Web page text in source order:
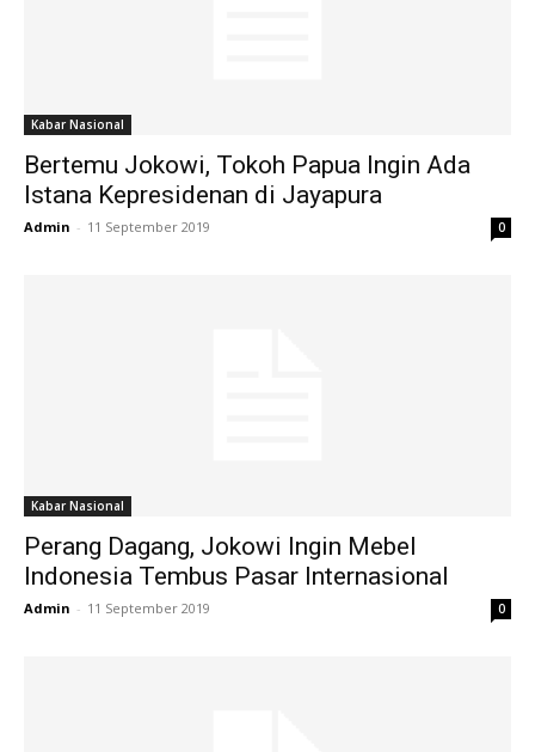
Kabar Nasional
Bertemu Jokowi, Tokoh Papua Ingin Ada
Istana Kepresidenan di Jayapura
Admin - 11 September 2019 0
Kabar Nasional
Perang Dagang, Jokowi Ingin Mebel
Indonesia Tembus Pasar Internasional
Admin - 11 September 2019 0